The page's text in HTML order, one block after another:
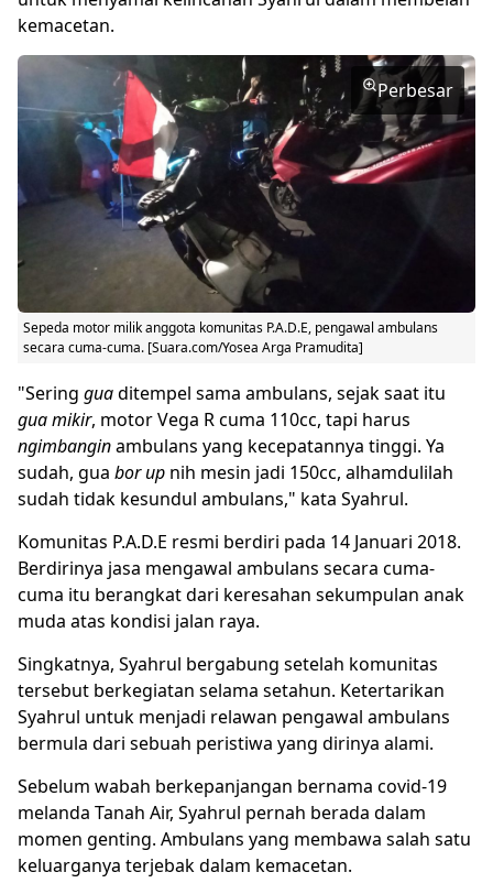
kemacetan.
Perbesar
Sepeda motor milik anggota komunitas P.A.D.E, pengawal ambulans
secara cuma-cuma. [Suara.com/Yosea Arga Pramudita]
"Sering guaditempel sama ambulans, sejak saat itu
gua mikir, motor Vega R cuma 110cc, tapi harus
ngimbanginambulans yang kecepatannya tinggi. Ya
sudah, gua bor up nih mesin jadi 150cc, alhamdulilah
sudah tidak kesundul ambulans," kata Syahrul.
Komunitas P.A.D.E resmi berdiri pada 14 Januari 2018.
Berdirinya jasa mengawal ambulans secara cuma-
cuma itu berangkat dari keresahan sekumpulan anak
muda atas kondisi jalan raya.
Singkatnya, Syahrul bergabung setelah komunitas
tersebut berkegiatan selama setahun. Ketertarikan
Syahrul untuk menjadi relawan pengawal ambulans
bermula dari sebuah peristiwa yang dirinya alami.
Sebelum wabah berkepanjangan bernama covid-19
melanda Tanah Air, Syahrul pernah berada dalam
momen genting. Ambulans yang membawa salah satu
keluarganya terjebak dalam kemacetan.